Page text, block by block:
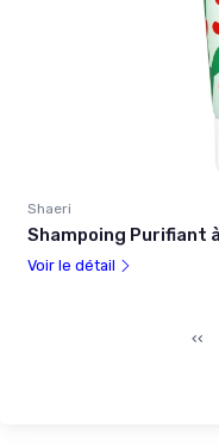
Shaeri
Shampoing Purifiant
Voir le détail
‹‹